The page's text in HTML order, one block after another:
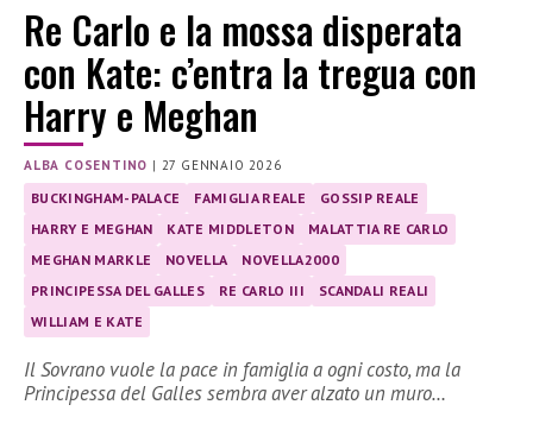
Re Carlo e la mossa disperata
con Kate: c’entra la tregua con
Harry e Meghan
ALBA COSENTINO | 27 GENNAIO 2026
BUCKINGHAM-PALACE FAMIGLIA REALE
GOSSIP REALE
HARRY E MEGHAN
KATE MIDDLETON
MALATTIA RE CARLO
MEGHAN MARKLE
NOVELLA
NOVELLA2000
PRINCIPESSA DEL GALLES
RE CARLO III
SCANDALI REALI
WILLIAM E KATE
Il Sovrano vuole la pace in famiglia a ogni costo, ma la
Principessa del Galles sembra aver alzato un muro…